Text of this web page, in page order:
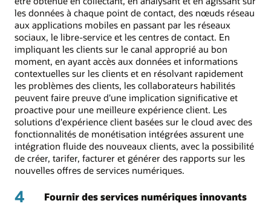
les données à chaque point de contact, des nœuds réseau
aux applications mobiles en passant par les réseaux
sociaux, le libre-service et les centres de contact. En
impliquant les clients sur le canal approprié au bon
moment, en ayant accès aux données et informations
contextuelles sur les clients et en résolvant rapidement
les problèmes des clients, les collaborateurs habilités
peuvent faire preuve d'une implication significative et
proactive pour une meilleure expérience client. Les
solutions d'expérience client basées sur le cloud avec des
fonctionnalités de monétisation intégrées assurent une
intégration fluide des nouveaux clients, avec la possibilité
de créer, tarifer, facturer et générer des rapports sur les
nouvelles offres de services numériques.
4 Fournir des services numériques innovants